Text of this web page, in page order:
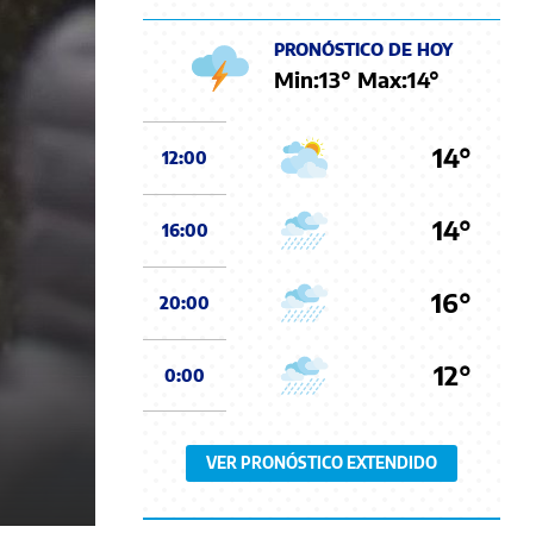
PRONÓSTICO DE HOY
Min:13° Max:14°
12:00 14°
16:00 14°
20:00 16°
0:00 12°
VER PRONÓSTICO EXTENDIDO